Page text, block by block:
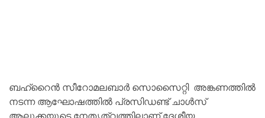
ബഹ്റൈൻ സീറോമലബാർ സൊസൈറ്റി അങ്കണത്തിൽ
നടന്ന ആഘോഷത്തില്‍ പ്രസിഡണ്ട് ചാൾസ്